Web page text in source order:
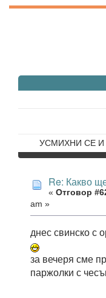
УСМИХНИ СЕ И
Re: Какво
« Отговор
am »
днес свинско с
за вечеря сме
паржолки с